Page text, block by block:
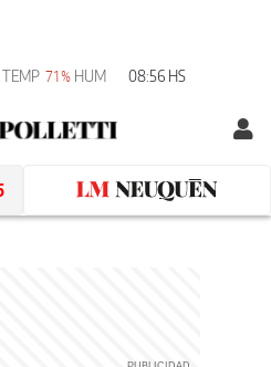
TEMP 71% HUM 08:56 HS